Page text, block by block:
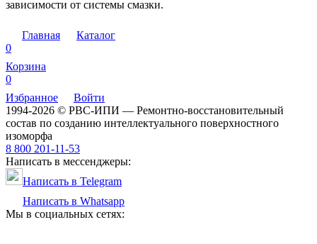
зависимости от системы смазки.
Главная
Каталог
0
Корзина
0
Избранное
Войти
1994-2026 © РВС-ИПИ — Ремонтно-восстановительный
состав по созданию интеллектуального поверхностного
изоморфа
8 800 201-11-53
Написать в мессенджеры:
Написать в Telegram
Написать в Whatsapp
Мы в социальных сетях: